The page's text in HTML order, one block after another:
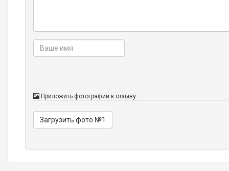
Приложить фотографии к отзыву:
Загрузить фото №1